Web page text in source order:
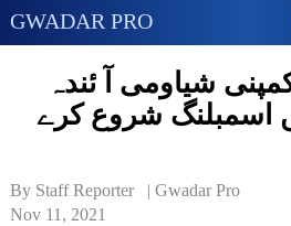
GWADAR PRO
شیاومی آ ئندہ
اسمبلنگ شروع کرے
By Staff Reporter   | Gwadar Pro
Nov 11, 2021